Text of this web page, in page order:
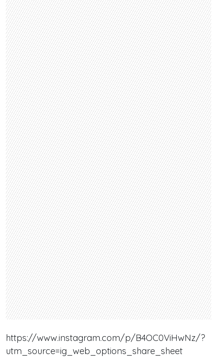
https://www.instagram.com/p/B4OC0ViHwNz/?
utm_source=ig_web_options_share_sheet